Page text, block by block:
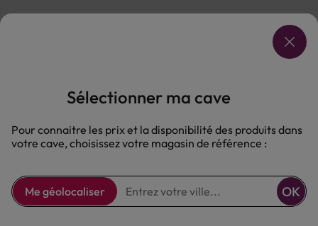
Vente uniquement en caves. Contactez votre caviste pour plus de renseignements.
L'ABUS D'ALCOOL EST DANGEREUX POUR LA SANTÉ, À CONSOMMER AVEC MODÉRATION.
Sélectionner ma cave
Pour connaitre les prix et la disponibilité des produits dans
votre cave, choisissez votre magasin de référence :
Me géolocaliser OK